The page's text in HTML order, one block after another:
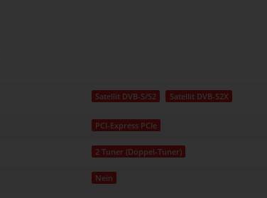
Satellit DVB-S/S2 Satellit DVB-S2X
PCI-Express PCIe
2 Tuner (Doppel-Tuner)
Nein